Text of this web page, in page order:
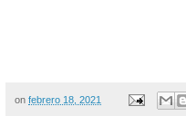
on febrero 18, 2021